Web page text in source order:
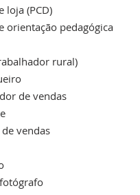
loja (PCD)
orientação pedagógica
rural)
de vendas
vendas